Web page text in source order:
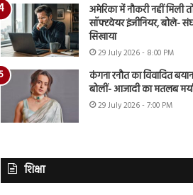
अमेरिका में नौकरी नहीं मिली
सॉफ्टवेयर इंजीनियर, बोले-
सिखाया
29 July 2026 - 8:00 PM
कंगना रनौत का विवादित
बोलीं- आजादी का मतलब
29 July 2026 - 7:00 PM
शिक्षा